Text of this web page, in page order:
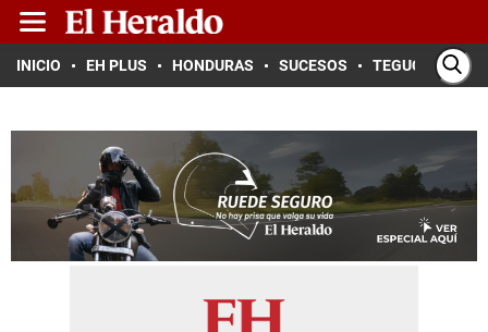
INICIO EH PLUS HONDURAS SUCESOS TEGUCIGALPA